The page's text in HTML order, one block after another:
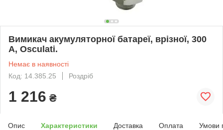
Вимикач акумуляторної батареї, врізної, 300
А, Osculati.
Немає в наявності
Код: 14.385.25
Роздріб
1 216 ₴
Опис Характеристики Доставка Оплата Умови